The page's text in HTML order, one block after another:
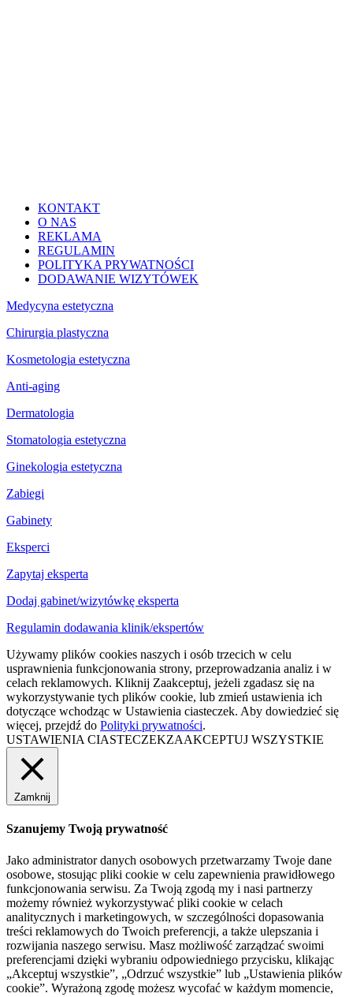
KONTAKT
O NAS
REKLAMA
REGULAMIN
POLITYKA PRYWATNOŚCI
DODAWANIE WIZYTÓWEK
Medycyna estetyczna
Chirurgia plastyczna
Kosmetologia estetyczna
Anti-aging
Dermatologia
Stomatologia estetyczna
Ginekologia estetyczna
Zabiegi
Gabinety
Eksperci
Zapytaj eksperta
Dodaj gabinet/wizytówkę eksperta
Regulamin dodawania klinik/ekspertów
Używamy plików cookies naszych i osób trzecich w celu
usprawnienia funkcjonowania strony, przeprowadzania analiz i w
celach reklamowych. Kliknij Zaakceptuj, jeżeli zgadasz się na
wykorzystywanie tych plików cookie, lub zmień ustawienia ich
dotyczące wchodząc w Ustawienia ciasteczek. Aby dowiedzieć się
więcej, przejdź do Polityki prywatności.
USTAWIENIA CIASTECZEKZAAKCEPTUJ WSZYSTKIE
Zamknij
Szanujemy Twoją prywatność
Jako administrator danych osobowych przetwarzamy Twoje dane
osobowe, stosując pliki cookie w celu zapewnienia prawidłowego
funkcjonowania serwisu. Za Twoją zgodą my i nasi partnerzy
możemy również wykorzystywać pliki cookie w celach
analitycznych i marketingowych, w szczególności dopasowania
treści reklamowych do Twoich preferencji, a także ulepszania i
rozwijania naszego serwisu. Masz możliwość zarządzać swoimi
preferencjami dzięki wybraniu odpowiedniego przycisku, klikając
„Akceptuj wszystkie”, „Odrzuć wszystkie” lub „Ustawienia plików
cookie”. Wyrażoną zgodę możesz wycofać w każdym momencie,